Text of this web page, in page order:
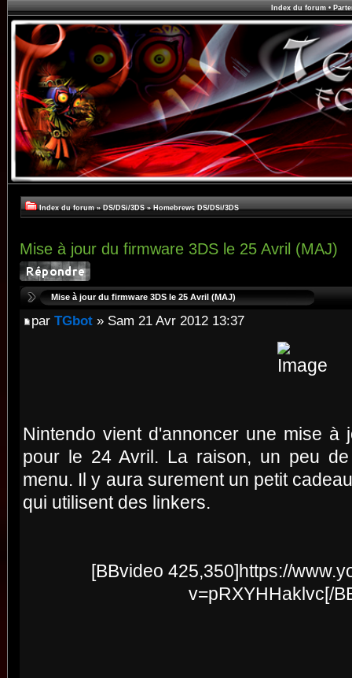
Index du forum•
Index du forum » DS/DSi/3DS » Homebrews DS/DSi/3DS
Mise à jour du firmware 3DS le 25 Avril (MAJ)
Mise à jour du firmware 3DS le 25 Avril (MAJ)
par TGbot » Sam 21 Avr 2012 13:37
Nintendo vient d'annoncer une mise à
pour le 24 Avril. La raison, un peu
menu. Il y aura surement un petit
qui utilisent des linkers.
[BBvideo 425,350]https://
v=pRXYHHaklvc[/